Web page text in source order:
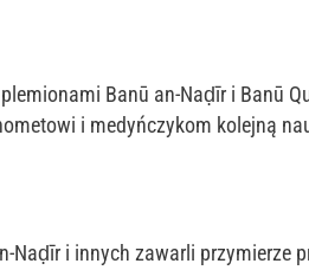
Banū an-Naḍīr i Banū
i medyńczykom kolejną
Naḍīr i innych zawarli przymierze